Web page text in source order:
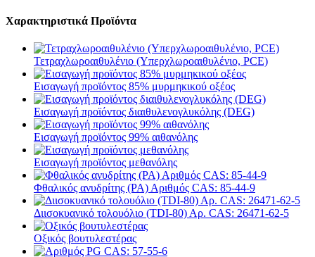
Χαρακτηριστικά Προϊόντα
Τετραχλωροαιθυλένιο (Υπερχλωροαιθυλένιο, PCE)
Εισαγωγή προϊόντος 85% μυρμηκικού οξέος
Εισαγωγή προϊόντος διαιθυλενογλυκόλης (DEG)
Εισαγωγή προϊόντος 99% αιθανόλης
Εισαγωγή προϊόντος μεθανόλης
Φθαλικός ανυδρίτης (PA) Αριθμός CAS: 85-44-9
Διισοκυανικό τολουόλιο (TDI-80) Αρ. CAS: 26471-62-5
Οξικός βουτυλεστέρας